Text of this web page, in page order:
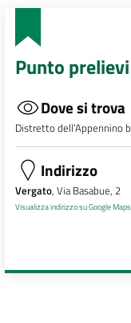
Punto
Dove si trova
Distretto dell’Appennino
Indirizzo
Vergato, Via Basabue, 2
Visualizza indirizzo su Google Maps